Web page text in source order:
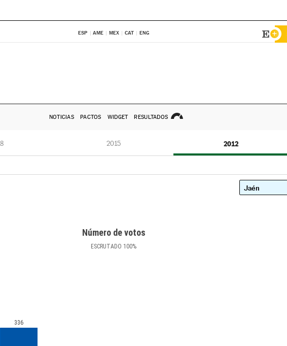
ESP AME MEX CAT ENG
NOTICIAS PACTOS WIDGET RESULTADOS
2015 2012
Número de votos
ESCRUTADO 100%
336